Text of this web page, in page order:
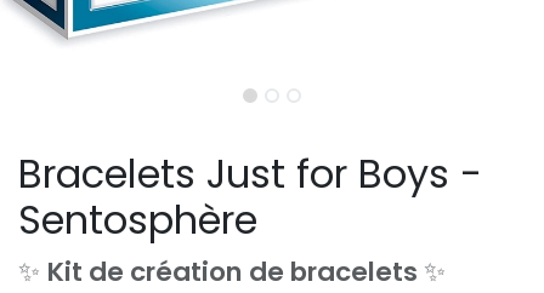
Bracelets Just for Boys -
Sentosphère
✨ Kit de création de bracelets ✨